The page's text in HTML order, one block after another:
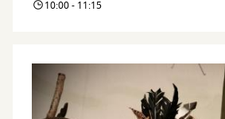
10:00 - 11:15